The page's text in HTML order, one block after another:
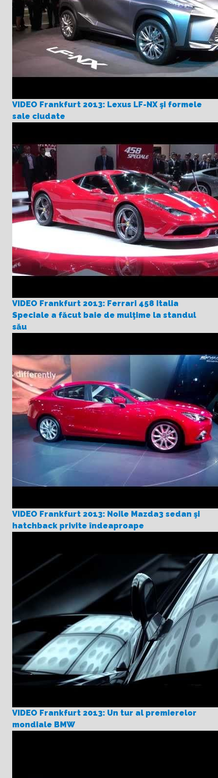
VIDEO Frankfurt 2013: Lexus LF-NX şi formele
sale ciudate
VIDEO Frankfurt 2013: Ferrari 458 Italia
Speciale a făcut baie de mulţime la standul
său
VIDEO Frankfurt 2013: Noile Mazda3 sedan şi
hatchback privite îndeaproape
VIDEO Frankfurt 2013: Un tur al premierelor
mondiale BMW